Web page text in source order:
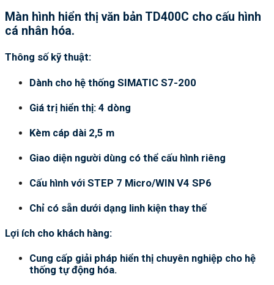
Màn hình hiển thị văn bản TD400C cho cấu hình
cá nhân hóa.
Thông số kỹ thuật:
Dành cho hệ thống SIMATIC S7-200
Giá trị hiển thị: 4 dòng
Kèm cáp dài 2,5 m
Giao diện người dùng có thể cấu hình riêng
Cấu hình với STEP 7 Micro/WIN V4 SP6
Chỉ có sẵn dưới dạng linh kiện thay thế
Lợi ích cho khách hàng:
Cung cấp giải pháp hiển thị chuyên nghiệp cho hệ
thống tự động hóa.